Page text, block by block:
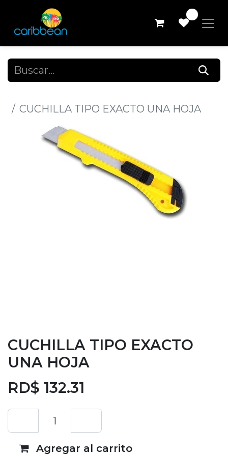
CUCHILLA TIPO EXACTO UNA HOJA
CUCHILLA TIPO EXACTO
UNA HOJA
RD$ 132.31
Agregar al carrito